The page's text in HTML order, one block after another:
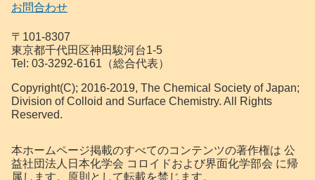
お問合わせ
〒101-8307
東京都千代田区神田駿河台1-5
Tel: 03-3292-6161（総合代表）
Copyright(C); 2016-2019, The Chemical Society of Japan;
Division of Colloid and Surface Chemistry. All Rights
Reserved.
本ホームページ掲載のすべてのコンテンツの著作権は 公
益社団法人日本化学会 コロイドおよび界面化学部会 に帰
属します。原則として転載を禁じます。